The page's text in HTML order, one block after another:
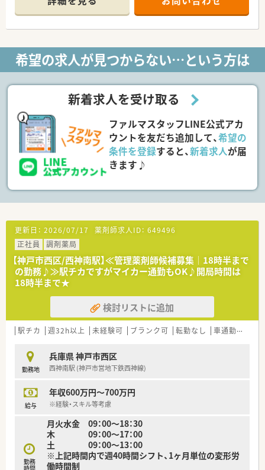
テージの変化に合わせた働き方の選択が可能です。
■薬剤師は常時4～5名体制（正社員3名・パート3名）、事務員2名
体制で業務を行っています。
■兵庫県（姫路市、加古川市、神戸市内）と大阪府に計18店舗を展
開している地域密着型の企業です。
■総合病院門前薬局から在宅医療に特化した薬局まで、多様なニ
体的に活躍できる環境を整備しています。
【想定される業務内容】
■調剤業務、監査業務、患者様への服薬指導といった基本的な薬
剤師業務全般をお任せします。
■在宅専門薬局のため、施設や居宅の患者様への訪問、服薬管
理、残薬整理などが中心となります。
■患者様の状態に合わせて、医師や他職種と連携し、処方設計の
■在宅専門薬局で、処方提案まで含むハイレベルな在宅スキルを
身につけたい方におすすめです。
■年間休日125日、18:00終業、残業ほぼ無しと、ワークライフバ
ランスを重視する方に最適です。
■手厚い教育制度のもとで、ブランクからの復帰や新たな分野で
のスキルアップを目指す方にも適しています。
希望の求人が見つからない…という方は
新着求人を受け取る
ファルマスタッフLINE公式アカ
ウントを友だち追加して、希望の
条件を登録すると、新着求人が届
きます♪
更新日： 2026/07/17 薬剤師求人ID： 649496
正社員
調剤薬局
【神戸市西区/西神南駅】≪管理薬剤師候補募集│18時半まで
の勤務♪≫駅チカですがマイカー通勤もOK♪開局時間は
18時半まで★
検討リストに追加
駅チカ 週32h以上 未経験可 ブランク可 転勤なし 車通勤可
勤務地
兵庫県 神戸市西区
西神南駅 (神戸市営地下鉄西神線)
給与
年収600万円～700万円
※経験・スキル等考慮
勤務
時間
月火水金 09：00～18：30
木 09：00～17：00
土 09：00～13：00
※上記時間内で週40時間シフト、1ヶ月単位の変形労
働時間制